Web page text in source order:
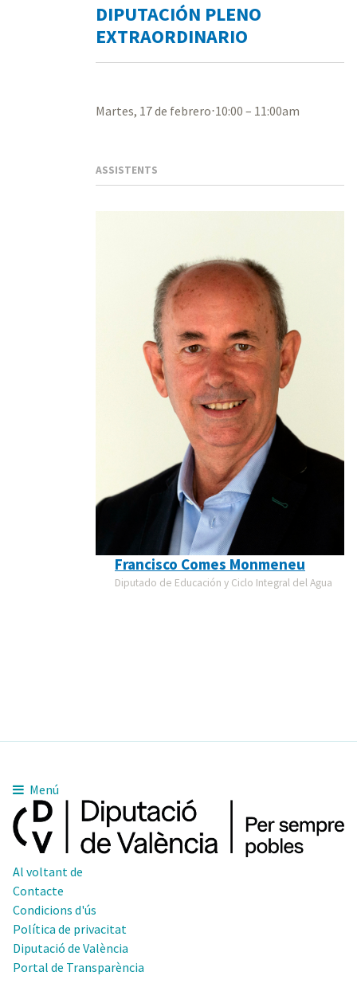
DIPUTACIÓN PLENO
EXTRAORDINARIO
Martes, 17 de febrero⋅10:00 – 11:00am
ASSISTENTS
Francisco Comes Monmeneu
Diputado de Educación y Ciclo Integral del Agua
Menú
Al voltant de
Contacte
Condicions d'ús
Política de privacitat
Diputació de València
Portal de Transparència